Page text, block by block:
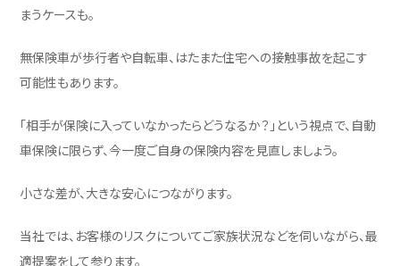
まうケースも。
無保険車が歩行者や自転車、はたまた住宅への接触事故を起こす
可能性もあります。
「相手が保険に入っていなかったらどうなるか？」という視点で、自動
車保険に限らず、今一度ご自身の保険内容を見直しましょう。
小さな差が、大きな安心につながります。
当社では、お客様のリスクについてご家族状況などを伺いながら、最
適提案をして参ります。